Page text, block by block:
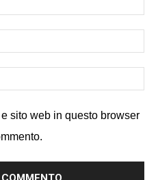
sito web in questo browser